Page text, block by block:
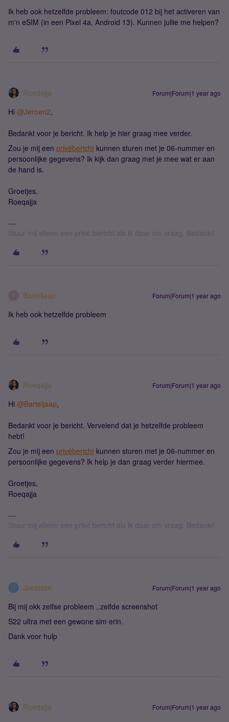
Ik heb ook hetzelfde probleem: foutcode 012 bij het activeren van
m'n eSIM (in een Pixel 4a, Android 13). Kunnen jullie me helpen?
Roeqajja Forum|Forum|1 year ago
Hi @Jeroen2,
Bedankt voor je bericht. Ik help je hier graag mee verder.
Zou je mij een privébericht kunnen sturen met je 06-nummer en
persoonlijke gegevens? Ik kijk dan graag met je mee wat er aan
de hand is.
Groetjes,
Roeqajja
Stuur mij alleen een privé bericht als ik daar om vraag. Bedankt!
Barteljaap Forum|Forum|1 year ago
Ik heb ook hetzelfde probleem
Roeqajja Forum|Forum|1 year ago
Hi ​ @Barteljaap,
Bedankt voor je bericht. Vervelend dat je hetzelfde probleem
hebt!
Zou je mij een privébericht kunnen sturen met je 06-nummer en
persoonlijke gegevens? Ik help je dan graag verder hiermee.
Groetjes,
Roeqajja
Stuur mij alleen een privé bericht als ik daar om vraag. Bedankt!
J Joostsim Forum|Forum|1 year ago
Bij mij okk zelfse probleem ,.zelfde screenshot
S22 ultra met een gewone sim erin.
Dank voor hulp
Roeqajja Forum|Forum|1 year ago